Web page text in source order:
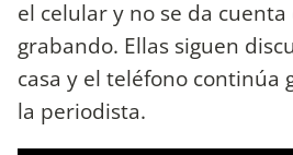
el celular y no se da
grabando. Ellas siguen
casa y el teléfono continúa
la periodista.